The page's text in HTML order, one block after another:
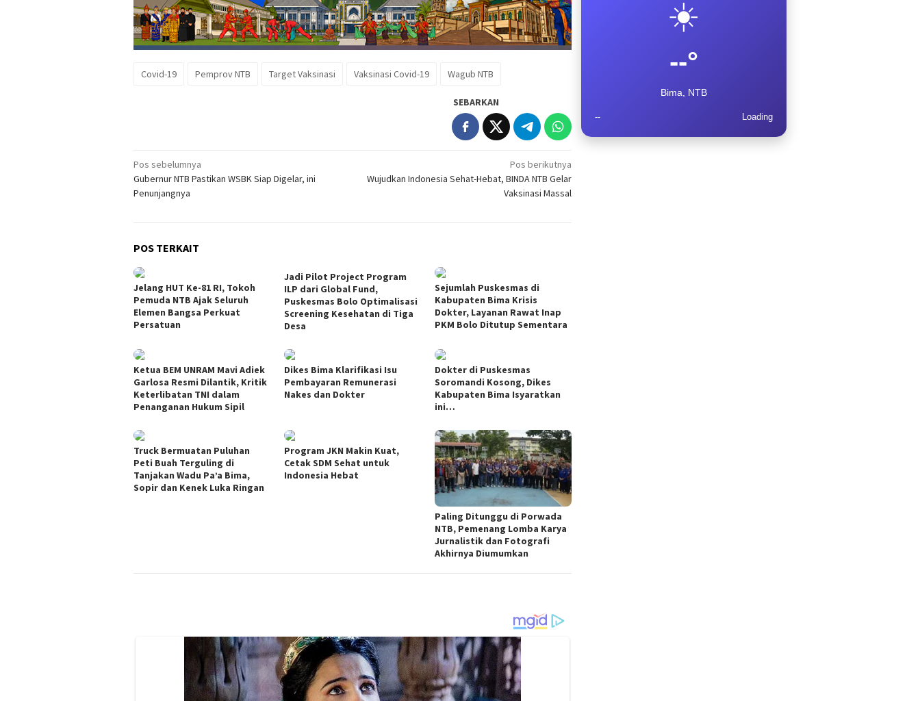
Covid-19 Pemprov NTB Target Vaksinasi Vaksinasi Covid-19 Wagub NTB
SEBARKAN
Navigasi
pos
Pos sebelumnya
Gubernur NTB Pastikan WSBK Siap Digelar, ini
Penunjangnya
Pos berikutnya
Wujudkan Indonesia Sehat-Hebat, BINDA NTB Gelar
Vaksinasi Massal
POS TERKAIT
Jelang HUT Ke-81 RI, Tokoh
Pemuda NTB Ajak Seluruh
Elemen Bangsa Perkuat
Persatuan
Jadi Pilot Project Program
ILP dari Global Fund,
Puskesmas Bolo Optimalisasi
Screening Kesehatan di Tiga
Desa
Sejumlah Puskesmas di
Kabupaten Bima Krisis
Dokter, Layanan Rawat Inap
PKM Bolo Ditutup Sementara
Ketua BEM UNRAM Mavi Adiek
Garlosa Resmi Dilantik, Kritik
Keterlibatan TNI dalam
Penanganan Hukum Sipil
Dikes Bima Klarifikasi Isu
Pembayaran Remunerasi
Nakes dan Dokter
Dokter di Puskesmas
Soromandi Kosong, Dikes
Kabupaten Bima Isyaratkan
ini…
Truck Bermuatan Puluhan
Peti Buah Terguling di
Tanjakan Wadu Pa’a Bima,
Sopir dan Kenek Luka Ringan
Program JKN Makin Kuat,
Cetak SDM Sehat untuk
Indonesia Hebat
Paling Ditunggu di Porwada
NTB, Pemenang Lomba Karya
Jurnalistik dan Fotografi
Akhirnya Diumumkan
☀️
--°
Bima, NTB
-- Loading